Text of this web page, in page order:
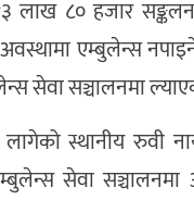
लाख ८० हजार
एम्बुलेन्स
सेवा सञ्चालनमा
स्थानीय रुवी
सेवा